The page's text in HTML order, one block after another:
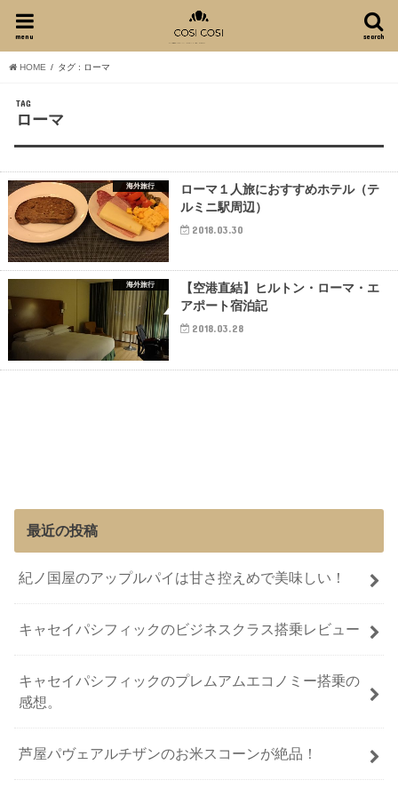
search
menu
HOME タグ : ローマ
TAG
ローマ
海外旅行
ローマ１人旅におすすめホテル（テ
ルミニ駅周辺）
2018.03.30
海外旅行
【空港直結】ヒルトン・ローマ・エ
アポート宿泊記
2018.03.28
最近の投稿
紀ノ国屋のアップルパイは甘さ控えめで美味しい！
キャセイパシフィックのビジネスクラス搭乗レビュー
キャセイパシフィックのプレムアムエコノミー搭乗の
感想。
芦屋パヴェアルチザンのお米スコーンが絶品！